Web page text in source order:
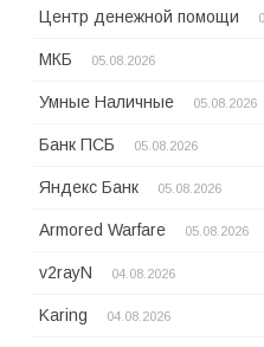
Центр денежной помощи
МКБ 05.08.2026
Умные Наличные 05.08.2026
Банк ПСБ 05.08.2026
Яндекс Банк 05.08.2026
Armored Warfare 05.08.2026
v2rayN 04.08.2026
Karing 04.08.2026